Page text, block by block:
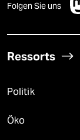
Folgen Sie uns
Ressorts
Politik
Öko